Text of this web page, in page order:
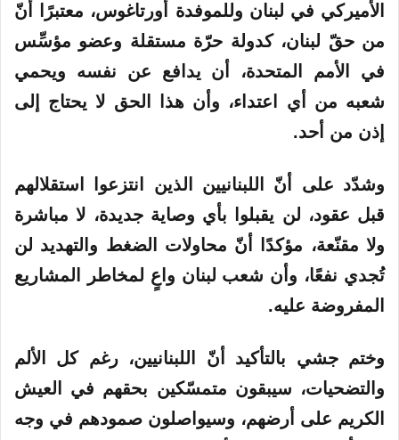
الأميركي في لبنان وللموفدة أورتاغوس، معتبرًا أنّ
من حقّ لبنان، كدولة حرّة مستقلة وعضو مؤسِّس
في الأمم المتحدة، أن يدافع عن نفسه ويحمي
شعبه من أي اعتداء، وأن هذا الحق لا يحتاج إلى
إذن من أحد.
وشدّد على أنّ اللبنانيين الذين انتزعوا استقلالهم
قبل عقود، لن يقبلوا بأي وصاية جديدة، لا مباشرة
ولا مقنّعة، مؤكدًا أنّ محاولات الضغط والتهديد لن
تُجدي نفعًا، وأن شعب لبنان واعٍ لمخاطر المشاريع
المفروضة عليه.
وختم جشي بالتأكيد أنّ اللبنانيين، رغم كل الألم
والتضحيات، سيبقون متمسّكين بحقهم في العيش
الكريم على أرضهم، وسيواصلون صمودهم في وجه